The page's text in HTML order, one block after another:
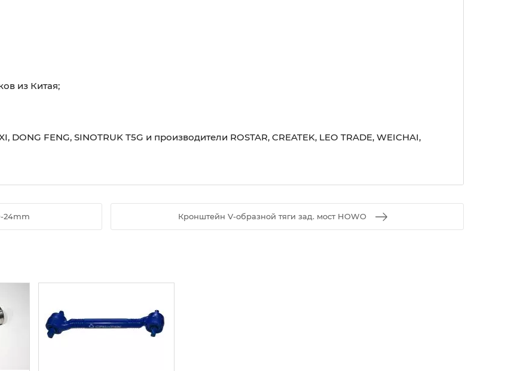
из Китая;
DONG FENG, SINOTRUK T5G и производители ROSTAR, CREATEK, LEO TRADE, WEICHAI,
24mm Кронштейн V-образной тяги зад. мост HOWO